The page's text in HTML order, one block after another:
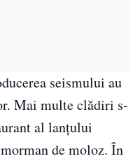
seismului au
Mai multe clădiri s-
al lanțului
de moloz. În